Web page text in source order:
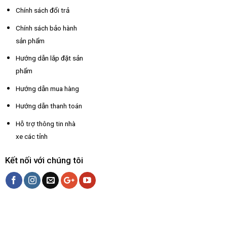
Chính sách đổi trả
Chính sách bảo hành
sản phẩm
Hướng dẫn lắp đặt sản
phẩm
Hướng dẫn mua hàng
Hướng dẫn thanh toán
Hỗ trợ thông tin nhà
xe các tỉnh
Kết nối với chúng tôi